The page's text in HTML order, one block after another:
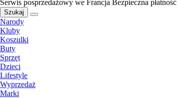
Serwis posprzedażowy we Francja Bezpieczna płatność
Szukaj
Narody
Kluby
Koszulki
Buty
Sprzęt
Dzieci
Lifestyle
Wyprzedaż
Marki